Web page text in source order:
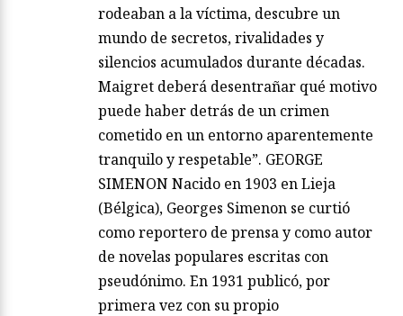
rodeaban a la víctima, descubre un
mundo de secretos, rivalidades y
silencios acumulados durante décadas.
Maigret deberá desentrañar qué motivo
puede haber detrás de un crimen
cometido en un entorno aparentemente
tranquilo y respetable”. GEORGE
SIMENON Nacido en 1903 en Lieja
(Bélgica), Georges Simenon se curtió
como reportero de prensa y como autor
de novelas populares escritas con
pseudónimo. En 1931 publicó, por
primera vez con su propio